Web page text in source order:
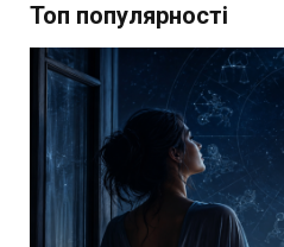
Топ популярності